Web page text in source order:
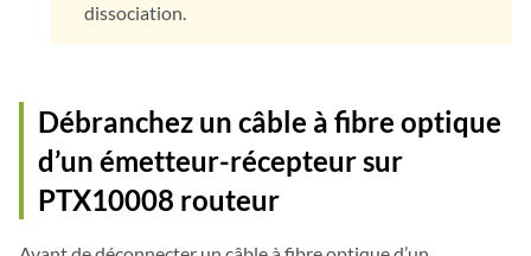
dissociation.
Débranchez un câble à fibre optique
d’un émetteur-récepteur sur
PTX10008 routeur